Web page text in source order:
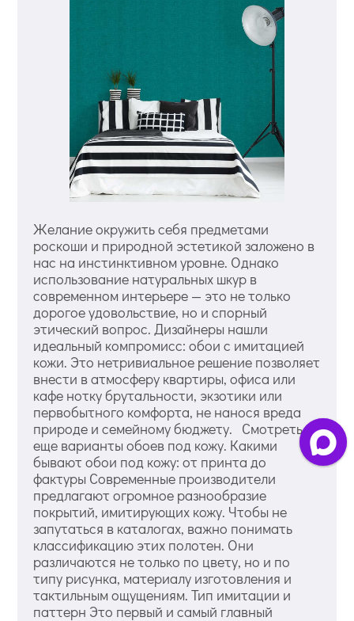
Желание окружить себя предметами
роскоши и природной эстетикой заложено в
нас на инстинктивном уровне. Однако
использование натуральных шкур в
современном интерьере — это не только
дорогое удовольствие, но и спорный
этический вопрос. Дизайнеры нашли
идеальный компромисс: обои с имитацией
кожи. Это нетривиальное решение позволяет
внести в атмосферу квартиры, офиса или
кафе нотку брутальности, экзотики или
первобытного комфорта, не нанося вреда
природе и семейному бюджету. Смотреть
еще варианты обоев под кожу. Какими
бывают обои под кожу: от принта до
фактуры Современные производители
предлагают огромное разнообразие
покрытий, имитирующих кожу. Чтобы не
запутаться в каталогах, важно понимать
классификацию этих полотен. Они
различаются не только по цвету, но и по
типу рисунка, материалу изготовления и
тактильным ощущениям. Тип имитации и
паттерн Это первый и самый главный